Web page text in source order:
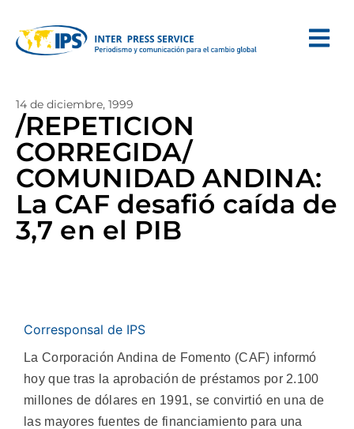
14 de diciembre, 1999
/REPETICION
CORREGIDA/
COMUNIDAD ANDINA:
La CAF desafió caída de
3,7 en el PIB
Corresponsal de IPS
La Corporación Andina de Fomento (CAF) informó
hoy que tras la aprobación de préstamos por 2.100
millones de dólares en 1991, se convirtió en una de
las mayores fuentes de financiamiento para una